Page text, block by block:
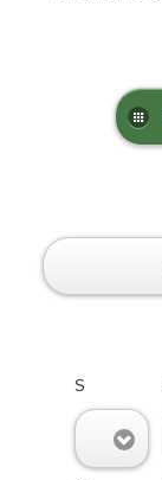
S